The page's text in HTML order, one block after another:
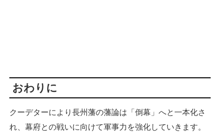
おわりに
クーデターにより長州藩の藩論は「倒幕」へと一本化さ
れ、幕府との戦いに向けて軍事力を強化していきます。